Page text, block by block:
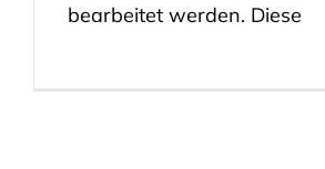
bearbeitet werden. Diese